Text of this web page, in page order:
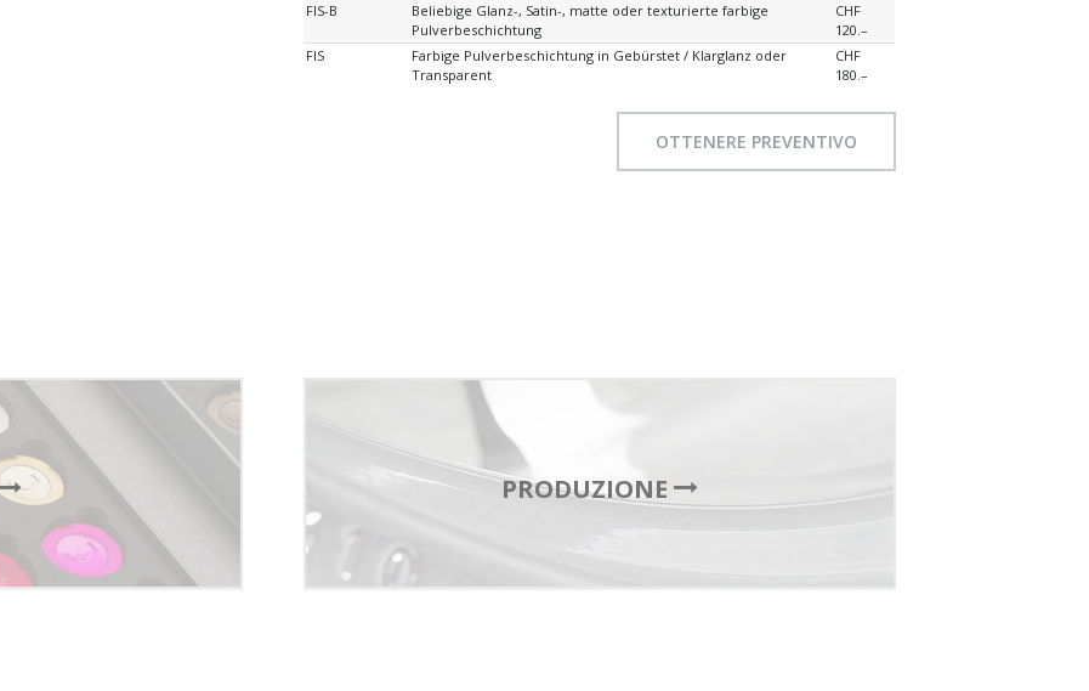
FIS-B
Beliebige Glanz-, Satin-, matte oder texturierte farbige
Pulverbeschichtung
CHF
120.–
FIS
Farbige Pulverbeschichtung in Gebürstet / Klarglanz oder
Transparent
CHF
180.–
OTTENERE PREVENTIVO
PRODUZIONE